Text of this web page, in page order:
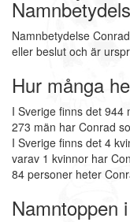
Namnbetydelse
eller beslut och är
Hur många
I Sverige finns det 944
273 män har Conrad
I Sverige finns det 4
varav 1 kvinnor har
84 personer heter
Namntoppen